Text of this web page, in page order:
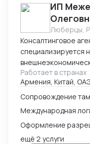
ИП
Люберцы,
Консалтинговое
специализируется
участников
Армении. Наш опыт
позволяет нам
консалтинговые
выйти на
поможет
Вашей компании в
Работает в странах
Армения, Китай,
Международная
ещё 2 услуги